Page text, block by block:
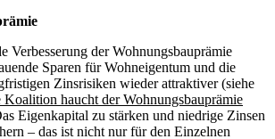
Verbesserung der Wohnungsbauprämie
Sparen für Wohneigentum und die
Zinsrisiken wieder attraktiver (siehe
Koalition haucht der Wohnungsbauprämie
Eigenkapital zu stärken und niedrige Zinsen
– das ist nicht nur für den Einzelnen